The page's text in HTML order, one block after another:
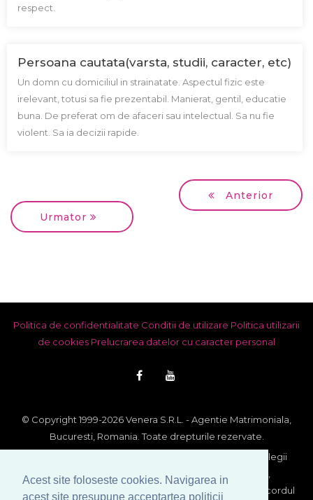
Acest site foloseste cookies. Navigarea in
acest site presupune acceptartea politicii
respect.
Persoana cautata(varsta, studii, caracter, etc)
Un domn cu domiciliul in strainatate. Aspectul fizic este
irelevant, totusi sa fie prezentabil. Manierat, gentil, educatie
buna. De preferat om de afaceri sau intelectual. Sa nu fie
violent. Sa ia decizii rapide.
Anterior
Urmator
Politica de confidentialitate Conditii de utilizare Politica utilizarii
de cookies Prelucrarea datelor cu caracter personal
© Copyright 1999-2026 Venera S.R.L. - Agentie Matrimoniala,
Bucuresti, Romania. Toate drepturile rezervate.
Imaginile si textele din acest site se afla sub incidenta legii
dreptului de autor. Utilizarea integrala sau partiala,
reproducerea si multiplicarea lor pe orice suport fara acordul